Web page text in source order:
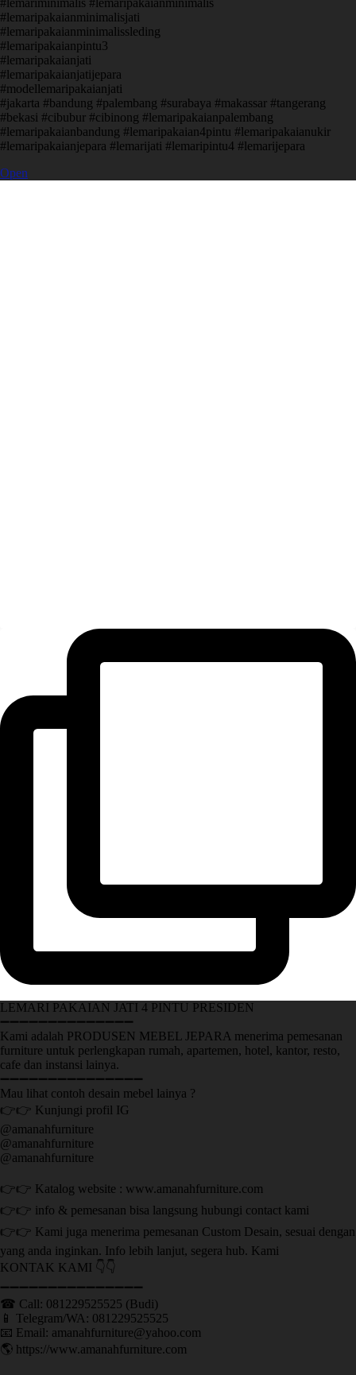
#lemariminimalis #lemaripakaianminimalis
#lemaripakaianminimalisjati
#lemaripakaianminimalissleding
#lemaripakaianpintu3
#lemaripakaianjati
#lemaripakaianjatijepara
#modellemaripakaianjati
#jakarta #bandung #palembang #surabaya #makassar #tangerang
#bekasi #cibubur #cibinong #lemaripakaianpalembang
#lemaripakaianbandung #lemaripakaian4pintu #lemaripakaianukir
#lemaripakaianjepara #lemarijati #lemaripintu4 #lemarijepara
Open
LEMARI PAKAIAN JATI 4 PINTU PRESIDEN
➖➖➖➖➖➖➖➖➖➖➖➖➖➖
Kami adalah PRODUSEN MEBEL JEPARA menerima pemesanan
furniture untuk perlengkapan rumah, apartemen, hotel, kantor, resto,
cafe dan instansi lainya.
➖➖➖➖➖➖➖➖➖➖➖➖➖➖➖
Mau lihat contoh desain mebel lainya ?
👉👉 Kunjungi profil IG
@amanahfurniture
@amanahfurniture
@amanahfurniture
👉👉 Katalog website : www.amanahfurniture.com
👉👉 info & pemesanan bisa langsung hubungi contact kami
👉👉 Kami juga menerima pemesanan Custom Desain, sesuai dengan
yang anda inginkan. Info lebih lanjut, segera hub. Kami
KONTAK KAMI 👇👇
➖➖➖➖➖➖➖➖➖➖➖➖➖➖➖ ㅤ
☎ Call: 081229525525 (Budi)
📱 Telegram/WA: 081229525525
📧 Email: amanahfurniture@yahoo.com
🌎 https://www.amanahfurniture.com